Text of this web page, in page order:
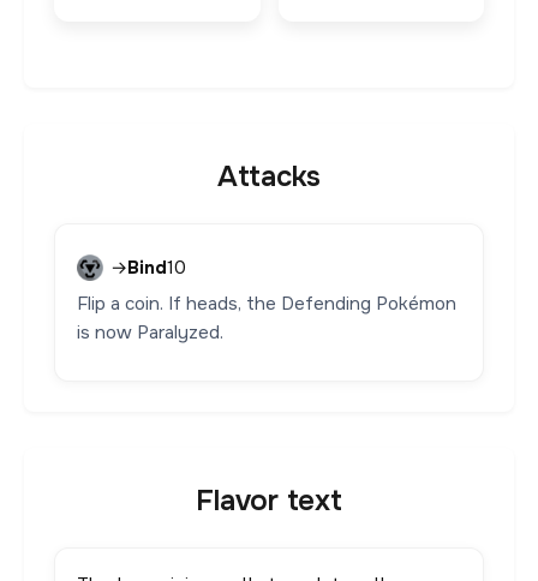
Attacks
→Bind10
Flip a coin. If heads, the Defending Pokémon
is now Paralyzed.
Flavor text